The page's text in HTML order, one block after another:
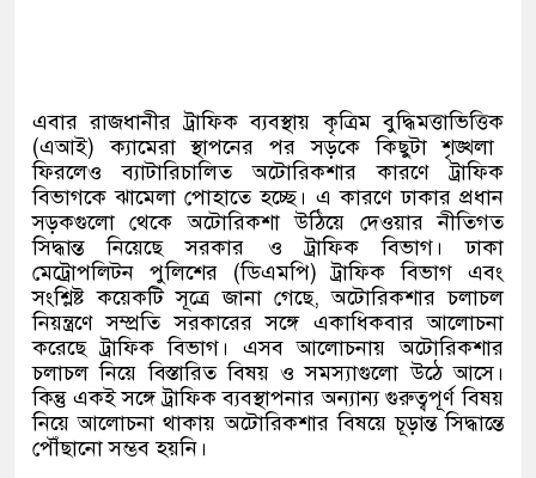
এবার রাজধানীর ট্রাফিক ব্যবস্থায় কৃত্রিম বুদ্ধিমত্তাভিত্তিক
(এআই)ক্যামেরা স্থাপনের পর সড়কে কিছুটা শৃঙ্খলা
ফিরলেও ব্যাটারিচালিত অটোরিকশার কারণে ট্রাফিক
বিভাগকে ঝামেলা পোহাতে হচ্ছে। এ কারণে ঢাকার প্রধান
সড়কগুলো থেকে অটোরিকশা উঠিয়ে দেওয়ার নীতিগত
সিদ্ধান্ত নিয়েছে সরকার ও ট্রাফিক বিভাগ। ঢাকা
মেট্রোপলিটন পুলিশের(ডিএমপি)ট্রাফিক বিভাগ এবং
সংশ্লিষ্ট কয়েকটি সূত্রে জানা গেছে,অটোরিকশার চলাচল
নিয়ন্ত্রণে সম্প্রতি সরকারের সঙ্গে একাধিকবার আলোচনা
করেছে ট্রাফিক বিভাগ। এসব আলোচনায় অটোরিকশার
চলাচল নিয়ে বিস্তারিত বিষয় ও সমস্যাগুলো উঠে আসে।
কিন্তু একই সঙ্গে ট্রাফিক ব্যবস্থাপনার অন্যান্য গুরুত্বপূর্ণ বিষয়
নিয়ে আলোচনা থাকায় অটোরিকশার বিষয়ে চূড়ান্ত সিদ্ধান্তে
পৌঁছানো সম্ভব হয়নি।